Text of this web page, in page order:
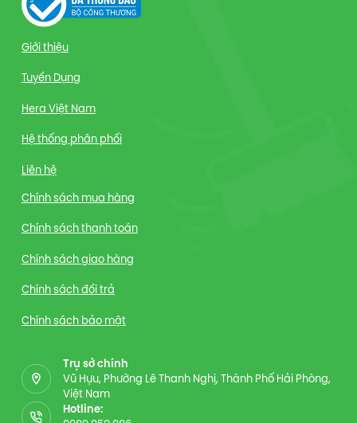
Giới thiệu
Tuyển Dụng
Hera Việt Nam
Hệ thống phân phối
Liên hệ
Chính sách mua hàng
Chính sách thanh toán
Chính sách giao hàng
Chính sách đổi trả
Chính sách bảo mật
Trụ sở chính
Vũ Hựu, Phường Lê Thanh Nghị, Thành Phố Hải Phòng,
Việt Nam
Hotline: